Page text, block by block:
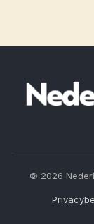
© 2026